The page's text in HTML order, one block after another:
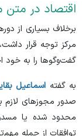
اقتصاد در متن
برخلاف بسیاری از
مرکز توجه قرار
گفت‌و‌گو‌ها را به
به گفته اسماعیل
صدور مجوز‌های لازم
محدود شده یا